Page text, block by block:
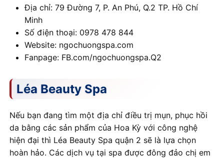
Địa chỉ: 79 Đường 7, P. An Phú, Q.2 TP. Hồ Chí
Minh
Số điện thoại: 0978 478 844
Website: ngochuongspa.com
Fanpage: FB.com/ngochuongspa.Q2
Léa Beauty Spa
Nếu bạn đang tìm một địa chỉ điều trị mụn, phục hồi
da bằng các sản phẩm của Hoa Kỳ với công nghệ
hiện đại thì Léa Beauty Spa quận 2 sẽ là lựa chọn
hoàn hảo. Các dịch vụ tại spa được đông đảo chị em